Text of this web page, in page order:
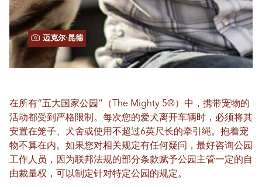
迈克尔·昆德
在所有“五大国家公园”（The Mighty 5®）中，携带宠物的
活动都受到严格限制。每次您的爱犬离开车辆时，必须将其
安置在笼子、犬舍或使用不超过6英尺长的牵引绳。抱着宠
物不算在内。如果您对相关规定有任何疑问，最好咨询公园
工作人员，因为联邦法规的部分条款赋予公园主管一定的自
由裁量权，可以制定针对特定公园的规定。